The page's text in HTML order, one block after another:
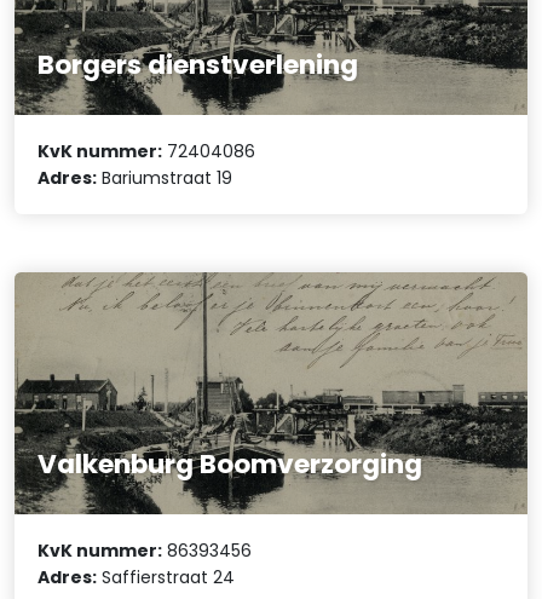
Borgers dienstverlening
KvK nummer: 72404086
Adres: Bariumstraat 19
Valkenburg Boomverzorging
KvK nummer: 86393456
Adres: Saffierstraat 24